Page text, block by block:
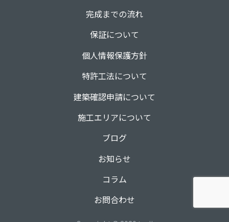
完成までの流れ
保証について
個人情報保護方針
特許工法について
建築確認申請について
施工エリアについて
ブログ
お知らせ
コラム
お問合わせ